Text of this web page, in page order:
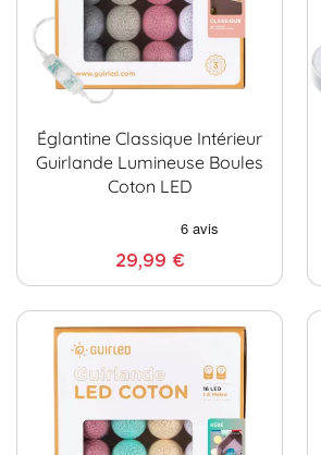
Églantine Classique Intérieur
Guirlande Lumineuse Boules
Coton LED
29,99 €